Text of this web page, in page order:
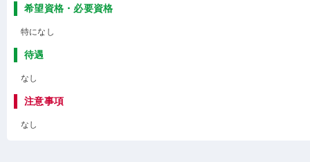
希望資格・必要資格
特になし
待遇
なし
注意事項
なし